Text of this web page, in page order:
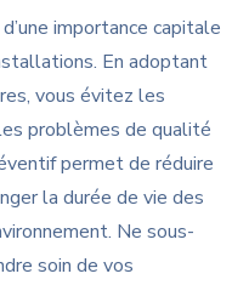
importance capitale
En adoptant
vous évitez les
problèmes de qualité
permet de réduire
la durée de vie des
Ne sous-
soin de vos